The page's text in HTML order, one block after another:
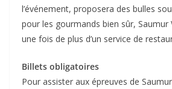
l’événement, proposera des bulles
pour les gourmands bien sûr, Saumur
une fois de plus d’un service de
Billets obligatoires
Pour assister aux épreuves de